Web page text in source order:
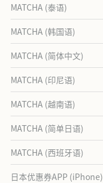
MATCHA (泰语)
MATCHA (韩国语)
MATCHA (简体中文)
MATCHA (印尼语)
MATCHA (越南语)
MATCHA (简单日语)
MATCHA (西班牙语)
日本优惠券APP (iPhone)